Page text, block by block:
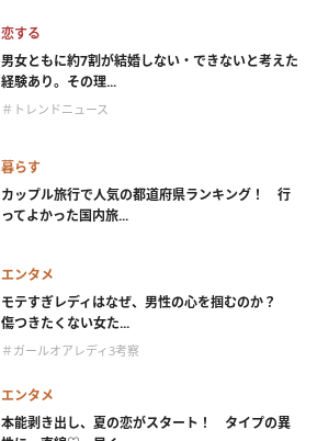
恋する
男女ともに約7割が結婚しない・できないと考えた
経験あり。その理...
＃トレンドニュース
暮らす
カップル旅行で人気の都道府県ランキング！ 行
ってよかった国内旅...
エンタメ
モテすぎレディはなぜ、男性の心を掴むのか？
傷つきたくない女た...
＃ガールオアレディ3考察
エンタメ
本能剥き出し、夏の恋がスタート！ タイプの異